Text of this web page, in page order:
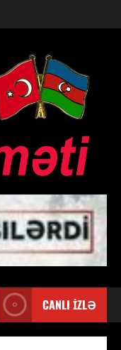
CANLI İZLƏ